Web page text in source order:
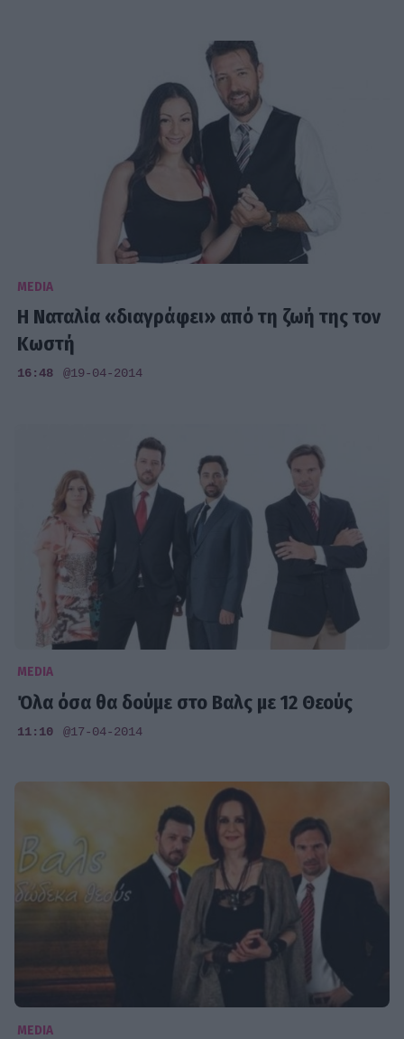
MEDIA
Η Ναταλία «διαγράφει» από τη ζωή της τον
Κωστή
16:48 @19-04-2014
MEDIA
Όλα όσα θα δούμε στο Βαλς με 12 Θεούς
11:10 @17-04-2014
MEDIA